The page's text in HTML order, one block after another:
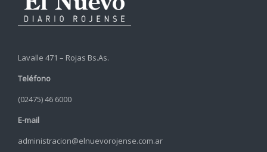
Lavalle 471 – Rojas Bs.As.
Teléfono
(02475) 46 6000
E-mail
administracion@elnuevorojense.com.ar